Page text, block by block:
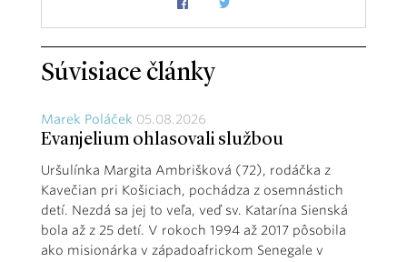
Súvisiace články
Marek Poláček 05.08.2026
Evanjelium ohlasovali službou
Uršulínka Margita Ambrišková (72), rodáčka z
Kavečian pri Košiciach, pochádza z osemnástich
detí. Nezdá sa jej to veľa, veď sv. Katarína Sienská
bola až z 25 detí. V rokoch 1994 až 2017 pôsobila
ako misionárka v západoafrickom Senegale v